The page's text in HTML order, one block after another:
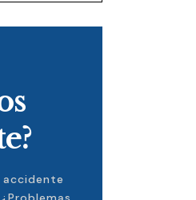
accidente